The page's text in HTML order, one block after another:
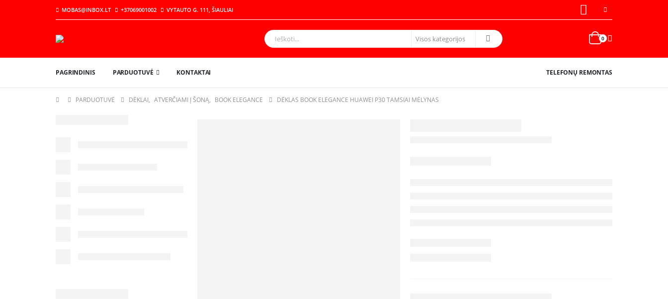
MOBAS@INBOX.LT +37069001002 VYTAUTO G. 111, ŠIAULIAI
0
PAGRINDINIS PARDUOTUVĖ KONTAKTAI TELEFONŲ REMONTAS
PARDUOTUVĖ DĖKLAI, ATVERČIAMI Į ŠONĄ, BOOK ELEGANCE DĖKLAS BOOK ELEGANCE HUAWEI P30 TAMSIAI MĖLYNAS